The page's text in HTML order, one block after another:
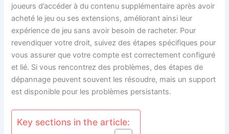
joueurs d’accéder à du contenu supplémentaire après avoir
acheté le jeu ou ses extensions, améliorant ainsi leur
expérience de jeu sans avoir besoin de racheter. Pour
revendiquer votre droit, suivez des étapes spécifiques pour
vous assurer que votre compte est correctement configuré
et lié. Si vous rencontrez des problèmes, des étapes de
dépannage peuvent souvent les résoudre, mais un support
est disponible pour les problèmes persistants.
Key sections in the article: